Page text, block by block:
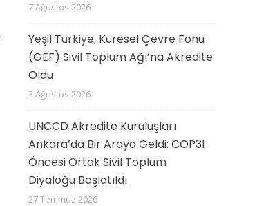
7 Ağustos 2026
Yeşil Türkiye, Küresel Çevre Fonu
(GEF) Sivil Toplum Ağı’na Akredite
Oldu
3 Ağustos 2026
UNCCD Akredite Kuruluşları
Ankara’da Bir Araya Geldi: COP31
Öncesi Ortak Sivil Toplum
Diyaloğu Başlatıldı
27 Temmuz 2026